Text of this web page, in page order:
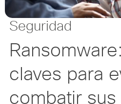
Seguridad
claves para
combatir sus